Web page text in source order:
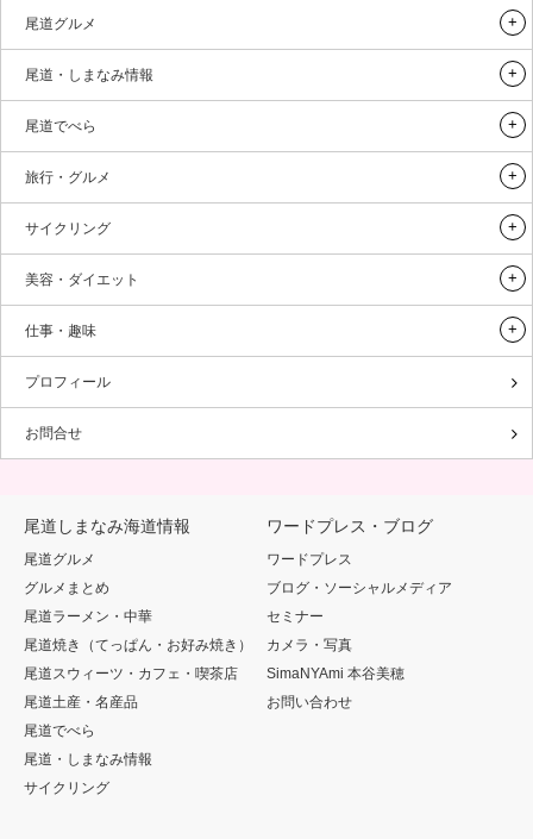
尾道グルメ
尾道・しまなみ情報
尾道でべら
旅行・グルメ
サイクリング
美容・ダイエット
仕事・趣味
プロフィール
お問合せ
尾道しまなみ海道情報
尾道グルメ
グルメまとめ
尾道ラーメン・中華
尾道焼き（てっぱん・お好み焼き）
尾道スウィーツ・カフェ・喫茶店
尾道土産・名産品
尾道でべら
尾道・しまなみ情報
サイクリング
ワードプレス・ブログ
ワードプレス
ブログ・ソーシャルメディア
セミナー
カメラ・写真
SimaNYAmi 本谷美穂
お問い合わせ